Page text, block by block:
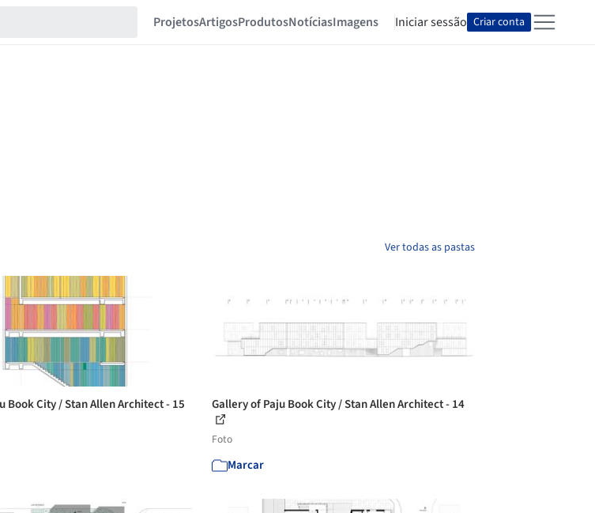
ProjetosArtigosProdutosNotíciasImagens Iniciar sessão Criar conta
Ver todas as pastas
Book City / Stan Allen Architect - 15 Gallery of Paju Book City / Stan Allen Architect - 14
Foto
Marcar